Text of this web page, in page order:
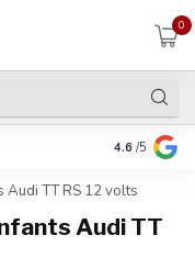
0
Payer en 3
4.6 /5
Audi TT RS 12 volts
Audi TT